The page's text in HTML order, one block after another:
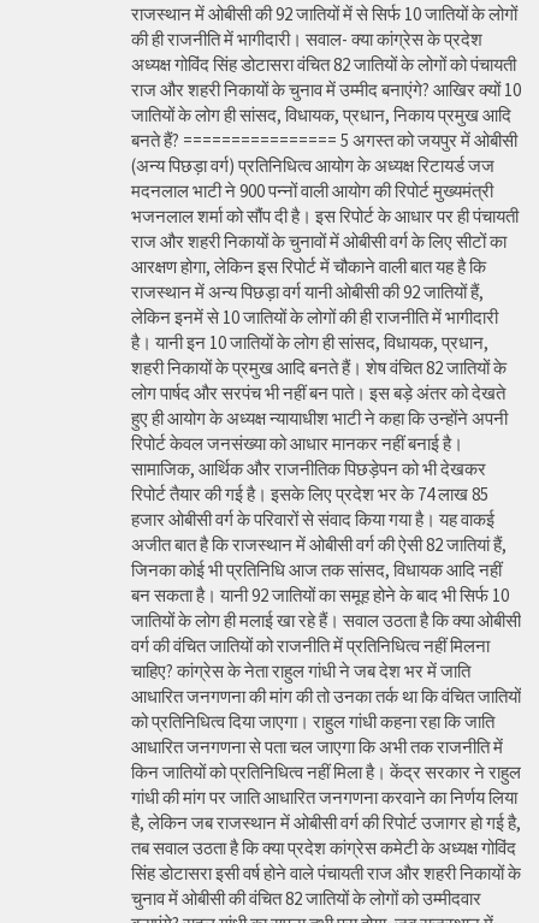
राजस्थान में ओबीसी की 92 जातियों में से सिर्फ 10 जातियों के लोगों
की ही राजनीति में भागीदारी। सवाल- क्या कांग्रेस के प्रदेश
अध्यक्ष गोविंद सिंह डोटासरा वंचित 82 जातियों के लोगों को पंचायती
राज और शहरी निकायों के चुनाव में उम्मीद बनाएंगे? आखिर क्यों 10
जातियों के लोग ही सांसद, विधायक, प्रधान, निकाय प्रमुख आदि
बनते हैं? ================ 5 अगस्त को जयपुर में ओबीसी
(अन्य पिछड़ा वर्ग) प्रतिनिधित्व आयोग के अध्यक्ष रिटायर्ड जज
मदनलाल भाटी ने 900 पन्नों वाली आयोग की रिपोर्ट मुख्यमंत्री
भजनलाल शर्मा को सौंप दी है। इस रिपोर्ट के आधार पर ही पंचायती
राज और शहरी निकायों के चुनावों में ओबीसी वर्ग के लिए सीटों का
आरक्षण होगा, लेकिन इस रिपोर्ट में चौकाने वाली बात यह है कि
राजस्थान में अन्य पिछड़ा वर्ग यानी ओबीसी की 92 जातियों हैं,
लेकिन इनमें से 10 जातियों के लोगों की ही राजनीति में भागीदारी
है। यानी इन 10 जातियों के लोग ही सांसद, विधायक, प्रधान,
शहरी निकायों के प्रमुख आदि बनते हैं। शेष वंचित 82 जातियों के
लोग पार्षद और सरपंच भी नहीं बन पाते। इस बड़े अंतर को देखते
हुए ही आयोग के अध्यक्ष न्यायाधीश भाटी ने कहा कि उन्होंने अपनी
रिपोर्ट केवल जनसंख्या को आधार मानकर नहीं बनाई है।
सामाजिक, आर्थिक और राजनीतिक पिछड़ेपन को भी देखकर
रिपोर्ट तैयार की गई है। इसके लिए प्रदेश भर के 74 लाख 85
हजार ओबीसी वर्ग के परिवारों से संवाद किया गया है। यह वाकई
अजीत बात है कि राजस्थान में ओबीसी वर्ग की ऐसी 82 जातियां हैं,
जिनका कोई भी प्रतिनिधि आज तक सांसद, विधायक आदि नहीं
बन सकता है। यानी 92 जातियों का समूह होने के बाद भी सिर्फ 10
जातियों के लोग ही मलाई खा रहे हैं। सवाल उठता है कि क्या ओबीसी
वर्ग की वंचित जातियों को राजनीति में प्रतिनिधित्व नहीं मिलना
चाहिए? कांग्रेस के नेता राहुल गांधी ने जब देश भर में जाति
आधारित जनगणना की मांग की तो उनका तर्क था कि वंचित जातियों
को प्रतिनिधित्व दिया जाएगा। राहुल गांधी कहना रहा कि जाति
आधारित जनगणना से पता चल जाएगा कि अभी तक राजनीति में
किन जातियों को प्रतिनिधित्व नहीं मिला है। केंद्र सरकार ने राहुल
गांधी की मांग पर जाति आधारित जनगणना करवाने का निर्णय लिया
है, लेकिन जब राजस्थान में ओबीसी वर्ग की रिपोर्ट उजागर हो गई है,
तब सवाल उठता है कि क्या प्रदेश कांग्रेस कमेटी के अध्यक्ष गोविंद
सिंह डोटासरा इसी वर्ष होने वाले पंचायती राज और शहरी निकायों के
चुनाव में ओबीसी की वंचित 82 जातियों के लोगों को उम्मीदवार